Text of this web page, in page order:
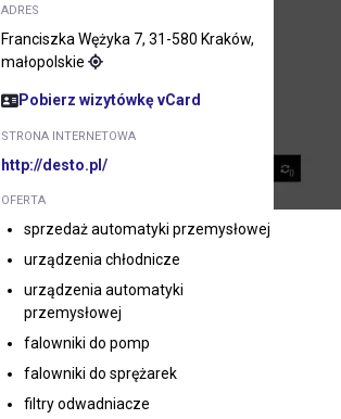
ADRES
Franciszka Wężyka 7, 31-580 Kraków,
małopolskie
Pobierz wizytówkę vCard
STRONA INTERNETOWA
http://desto.pl/
OFERTA
sprzedaż automatyki przemysłowej
urządzenia chłodnicze
urządzenia automatyki
przemysłowej
falowniki do pomp
falowniki do sprężarek
filtry odwadniacze